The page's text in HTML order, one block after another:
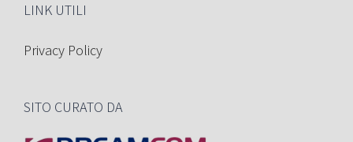
LINK UTILI
Privacy Policy
SITO CURATO DA